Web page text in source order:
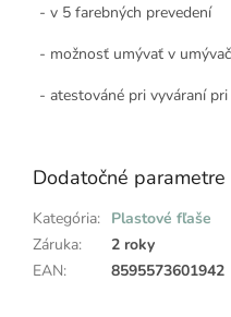
- v 5 farebných prevedení
- možnosť umývať v
- atestováné pri vyváraní
Dodatočné parametre
Kategória: Plastové fľaše
Záruka:
2 roky
EAN: 8595573601942